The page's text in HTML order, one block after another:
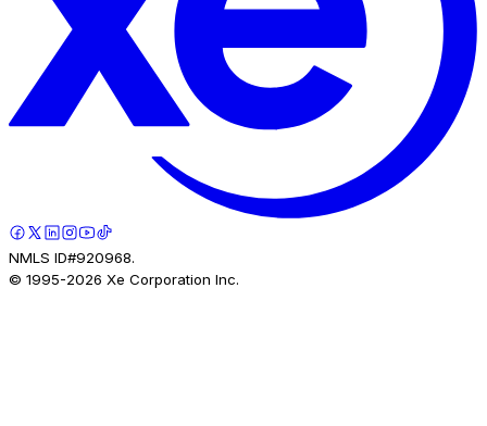
NMLS ID#920968.
© 1995-2026 Xe Corporation Inc.